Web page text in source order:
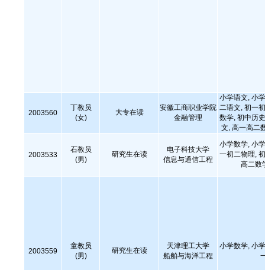
2003560
丁教员
(女)
大专在读
安徽工商职业学院
金融管理
小学语文, 小
二语文, 初一
数学, 初中历
文, 高一高二
2003533
石教员
(男)
研究生在读
电子科技大学
信息与通信工程
小学数学, 小
一初二物理,
高二数
2003559
童教员
(男)
研究生在读
天津理工大学
船舶与海洋工程
小学数学, 小